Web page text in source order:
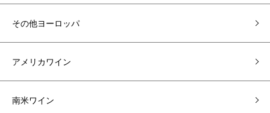
その他ヨーロッパ
アメリカワイン
南米ワイン